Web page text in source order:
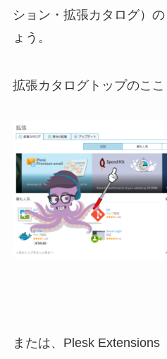
ション・拡張カタログ）
ょう。
拡張カタログトップのここ
または、Plesk Extensions